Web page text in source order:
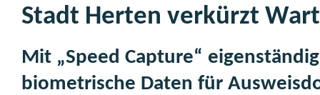
Stadt Herten verkürzt
Mit „Speed Capture“ eigenständig
biometrische Daten für